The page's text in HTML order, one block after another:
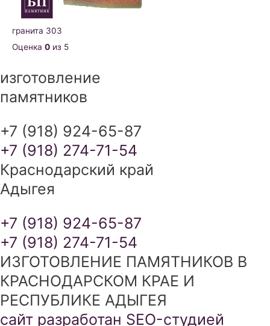
гранита 303
Оценка 0 из 5
изготовление
памятников
+7 (918) 924-65-87
+7 (918) 274-71-54
Краснодарский край
Адыгея
+7 (918) 924-65-87
+7 (918) 274-71-54
ИЗГОТОВЛЕНИЕ ПАМЯТНИКОВ В
КРАСНОДАРСКОМ КРАЕ И
РЕСПУБЛИКЕ АДЫГЕЯ
сайт разработан SEO-студией